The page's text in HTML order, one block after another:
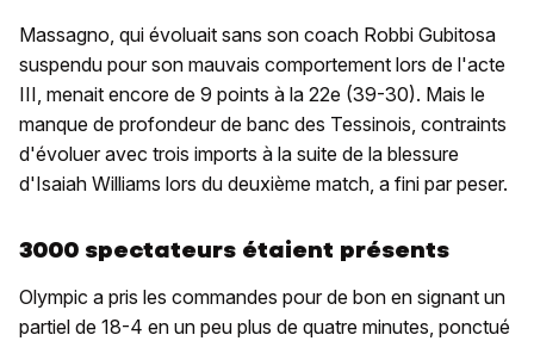
Massagno, qui évoluait sans son coach Robbi Gubitosa
suspendu pour son mauvais comportement lors de l'acte
III, menait encore de 9 points à la 22e (39-30). Mais le
manque de profondeur de banc des Tessinois, contraints
d'évoluer avec trois imports à la suite de la blessure
d'Isaiah Williams lors du deuxième match, a fini par peser.
3000 spectateurs étaient présents
Olympic a pris les commandes pour de bon en signant un
partiel de 18-4 en un peu plus de quatre minutes, ponctué